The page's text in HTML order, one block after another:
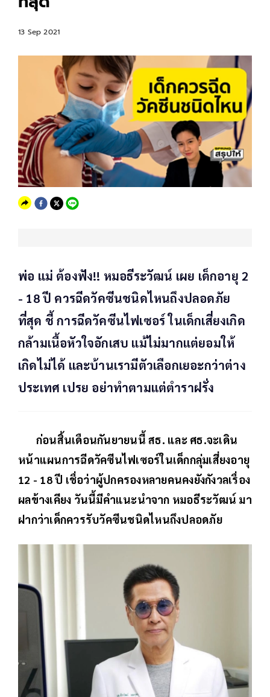
13 Sep 2021
พ่อ แม่ ต้องฟัง!! หมอธีระวัฒน์ เผย เด็กอายุ 2
- 18 ปี ควรฉีดวัคซีนชนิดไหนถึงปลอดภัย
ที่สุด ชี้ การฉีดวัคซีนไฟเซอร์ ในเด็กเสี่ยงเกิด
กล้ามเนื้อหัวใจอักเสบ แม้ไม่มากแต่ยอมให้
เกิดไม่ได้ และบ้านเรามีตัวเลือกเยอะกว่าต่าง
ประเทศ เปรย อย่าทำตามแต่ตำราฝรั่ง
ก่อนสิ้นเดือนกันยายนนี้ สธ. และ ศธ.จะเดิน
หน้าแผนการฉีดวัคซีนไฟเซอร์ในเด็กกลุ่มเสี่ยงอายุ
12 - 18 ปี เชื่อว่าผู้ปกครองหลายคนคงยังกังวลเรื่อง
ผลข้างเคียง วันนี้มีคำแนะนำจาก หมอธีระวัฒน์ มา
ฝากว่าเด็กควรรับวัคซีนชนิดไหนถึงปลอดภัย